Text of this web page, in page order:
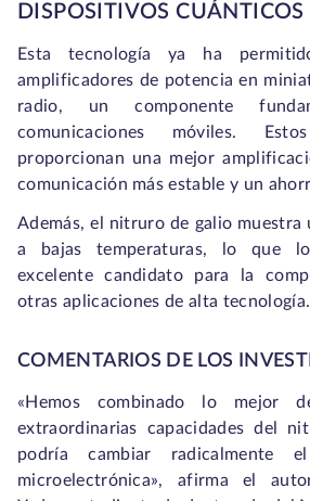
DISPOSITIVOS CUÁNTICOS
Esta tecnología ya ha
amplificadores de potencia en
radio, un componente
comunicaciones móviles.
proporcionan una mejor
comunicación más estable y un
Además, el nitruro de galio muestra
a bajas temperaturas, lo que
excelente candidato para la
otras aplicaciones de alta tecnología.
COMENTARIOS DE LOS
«Hemos combinado lo mejor
extraordinarias capacidades del
podría cambiar radicalmente
microelectrónica», afirma el